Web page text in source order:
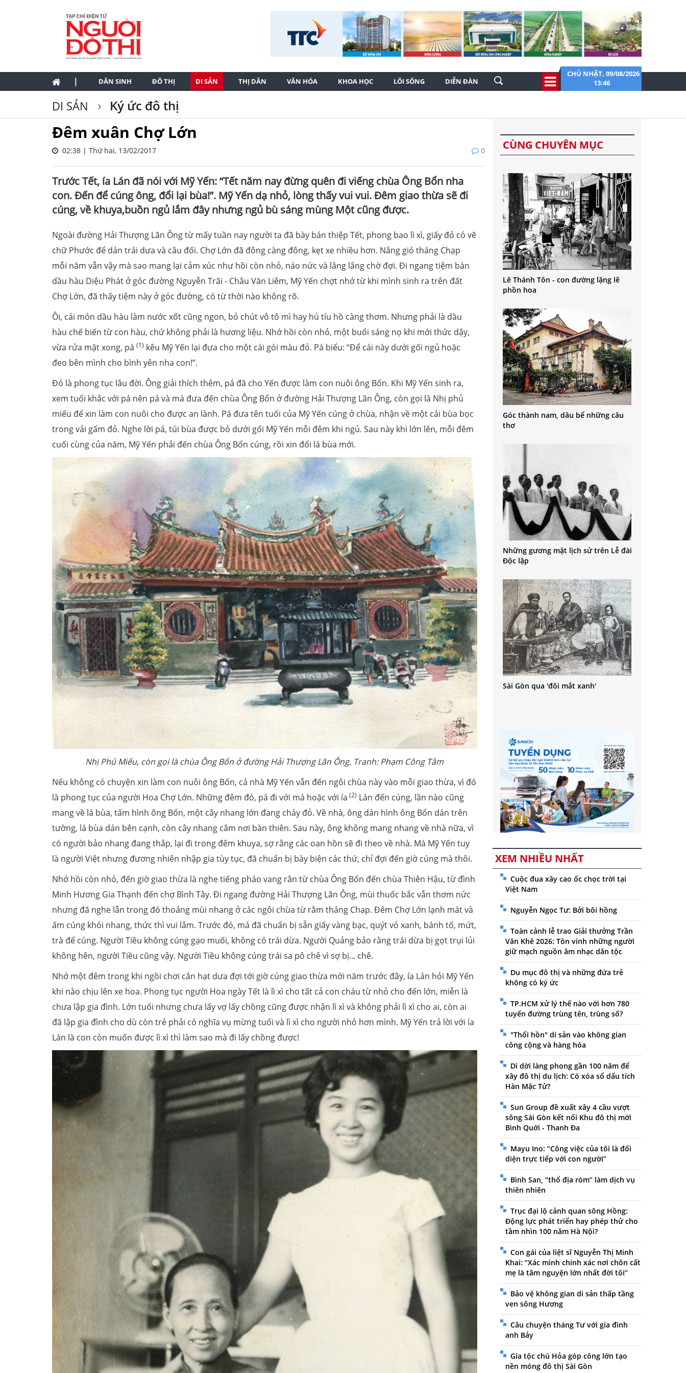
| DÂN SINH ĐÔ THỊ DI SẢN THỊ DÂN VĂN HÓA KHOA HỌC LỐI SỐNG DIỄN ĐÀN
CHỦ NHẬT, 09/08/2026
13:46
DI SẢN Ký ức đô thị
Đêm xuân Chợ Lớn
02:38 | Thứ hai, 13/02/2017 0
Trước Tết, ía Lán đã nói với Mỹ Yến: “Tết năm nay đừng quên đi viếng chùa Ông Bổn nha
con. Đến để cúng ông, đổi lại bùa!”. Mỹ Yến dạ nhỏ, lòng thấy vui vui. Đêm giao thừa sẽ đi
cúng, về khuya,buồn ngủ lắm đây nhưng ngủ bù sáng mùng Một cũng được.
Ngoài đường Hải Thượng Lãn Ông từ mấy tuần nay người ta đã bày bán thiệp Tết, phong bao lì xì, giấy đỏ có vẽ
chữ Phước để dán trái dưa và câu đối. Chợ Lớn đã đông càng đông, kẹt xe nhiều hơn. Nắng gió tháng Chạp
mỗi năm vẫn vậy mà sao mang lại cảm xúc như hồi còn nhỏ, náo nức và lâng lâng chờ đợi. Đi ngang tiệm bán
dầu hàu Diệu Phát ở góc đường Nguyễn Trãi - Châu Văn Liêm, Mỹ Yến chợt nhớ từ khi mình sinh ra trên đất
Chợ Lớn, đã thấy tiệm này ở góc đường, có từ thời nào không rõ.
Ôi, cái món dầu hàu làm nước xốt cũng ngon, bỏ chút vô tô mì hay hủ tíu hồ càng thơm. Nhưng phải là dầu
hàu chế biến từ con hàu, chứ không phải là hương liệu. Nhớ hồi còn nhỏ, một buổi sáng nọ khi mới thức dậy,
vừa rửa mặt xong, pá (1) kêu Mỹ Yến lại đưa cho một cái gói màu đỏ. Pá biểu: “Để cái này dưới gối ngủ hoặc
đeo bên mình cho bình yên nha con!”.
Đó là phong tục lâu đời. Ông giải thích thêm, pá đã cho Yến được làm con nuôi ông Bổn. Khi Mỹ Yến sinh ra,
xem tuổi khắc với pá nên pá và má đưa đến chùa Ông Bổn ở đường Hải Thượng Lãn Ông, còn gọi là Nhị phủ
miếu để xin làm con nuôi cho được an lành. Pá đưa tên tuổi của Mỹ Yến cúng ở chùa, nhận về một cái bùa bọc
trong vải gấm đỏ. Nghe lời pá, túi bùa được bỏ dưới gối Mỹ Yến mỗi đêm khi ngủ. Sau này khi lớn lên, mỗi đêm
cuối cùng của năm, Mỹ Yến phải đến chùa Ông Bổn cúng, rồi xin đổi lá bùa mới.
Nhị Phủ Miếu, còn gọi là chùa Ông Bổn ở đường Hải Thượng Lãn Ông. Tranh: Phạm Công Tâm
Nếu không có chuyện xin làm con nuôi ông Bổn, cả nhà Mỹ Yến vẫn đến ngôi chùa này vào mỗi giao thừa, vì đó
là phong tục của người Hoa Chợ Lớn. Những đêm đó, pá đi với má hoặc với ía (2) Lán đến cúng, lần nào cũng
mang về lá bùa, tấm hình ông Bổn, một cây nhang lớn đang cháy đỏ. Về nhà, ông dán hình ông Bổn dán trên
tường, lá bùa dán bên cạnh, còn cây nhang cắm nơi bàn thiên. Sau này, ông không mang nhang về nhà nữa, vì
có người bảo nhang đang thắp, lại đi trong đêm khuya, sợ rằng các oan hồn sẽ đi theo về nhà. Má Mỹ Yến tuy
là người Việt nhưng đương nhiên nhập gia tùy tục, đã chuẩn bị bày biện các thứ, chỉ đợi đến giờ cúng mà thôi.
Nhớ hồi còn nhỏ, đến giờ giao thừa là nghe tiếng pháo vang rân từ chùa Ông Bổn đến chùa Thiên Hậu, từ đình
Minh Hương Gia Thạnh đến chợ Bình Tây. Đi ngang đường Hải Thượng Lãn Ông, mùi thuốc bắc vẫn thơm nức
nhưng đã nghe lẫn trong đó thoảng mùi nhang ở các ngôi chùa từ rằm tháng Chạp. Đêm Chợ Lớn lạnh mát và
ấm cúng khói nhang, thức thì vui lắm. Trước đó, má đã chuẩn bị sẵn giấy vàng bạc, quýt vỏ xanh, bánh tổ, mứt,
trà để cúng. Người Tiều không cúng gạo muối, không có trái dừa. Người Quảng bảo rằng trái dừa bị gọt trụi lủi
không hên, người Tiều cũng vậy. Người Tiều không cúng trái sa pô chê vì sợ bị... chê.
Nhớ một đêm trong khi ngồi chơi cắn hạt dưa đợi tới giờ cúng giao thừa mới năm trước đây, ía Lán hỏi Mỹ Yến
khi nào chịu lên xe hoa. Phong tục người Hoa ngày Tết là lì xì cho tất cả con cháu từ nhỏ cho đến lớn, miễn là
chưa lập gia đình. Lớn tuổi nhưng chưa lấy vợ lấy chồng cũng được nhận lì xì và không phải lì xì cho ai, còn ai
đã lập gia đình cho dù còn trẻ phải có nghĩa vụ mừng tuổi và lì xì cho người nhỏ hơn mình. Mỹ Yến trả lời với ía
Lán là con còn muốn được lì xì thì làm sao mà đi lấy chồng được!
CÙNG CHUYÊN MỤC
Lê Thánh Tôn - con đường lặng lẽ
phồn hoa
Góc thành nam, dâu bể những câu
thơ
Những gương mặt lịch sử trên Lễ đài
Độc lập
Sài Gòn qua 'đôi mắt xanh'
XEM NHIỀU NHẤT
Cuộc đua xây cao ốc chọc trời tại
Việt Nam
Nguyễn Ngọc Tư: Bởi bôi hồng
Toàn cảnh lễ trao Giải thưởng Trần
Văn Khê 2026: Tôn vinh những người
giữ mạch nguồn âm nhạc dân tộc
Du mục đô thị và những đứa trẻ
không có ký ức
TP.HCM xử lý thế nào với hơn 780
tuyến đường trùng tên, trùng số?
"Thổi hồn" di sản vào không gian
công cộng và hàng hóa
Di dời làng phong gần 100 năm để
xây đô thị du lịch: Có xóa sổ dấu tích
Hàn Mặc Tử?
Sun Group đề xuất xây 4 cầu vượt
sông Sài Gòn kết nối Khu đô thị mới
Bình Quới - Thanh Đa
Mayu Ino: “Công việc của tôi là đối
diện trực tiếp với con người”
Bình San, “thổ địa ròm” làm dịch vụ
thiên nhiên
Trục đại lộ cảnh quan sông Hồng:
Động lực phát triển hay phép thử cho
tầm nhìn 100 năm Hà Nội?
Con gái của liệt sĩ Nguyễn Thị Minh
Khai: “Xác minh chính xác nơi chôn cất
mẹ là tâm nguyện lớn nhất đời tôi”
Bảo vệ không gian di sản thấp tầng
ven sông Hương
Câu chuyện tháng Tư với gia đình
anh Bảy
Gia tộc chú Hỏa góp công lớn tạo
nền móng đô thị Sài Gòn